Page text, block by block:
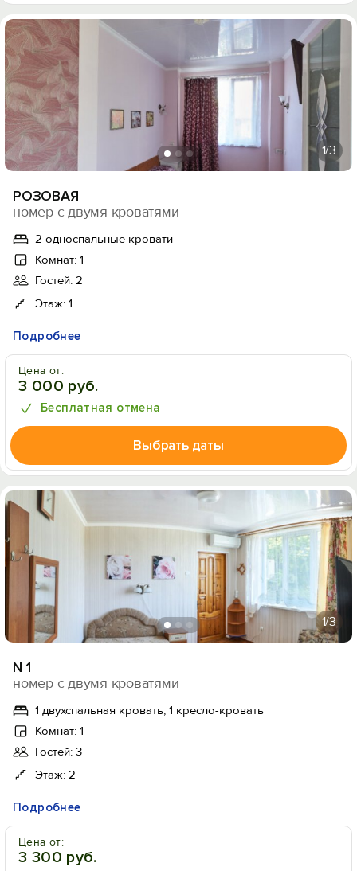
1/3
РОЗОВАЯ
номер с двумя кроватями
2 односпальные кровати
Комнат: 1
Гостей: 2
Этаж: 1
Подробнее
Цена от:
3 000 руб.
Бесплатная отмена
Выбрать даты
1/3
N 1
номер с двумя кроватями
1 двухспальная кровать, 1 кресло-кровать
Комнат: 1
Гостей: 3
Этаж: 2
Подробнее
Цена от:
3 300 руб.